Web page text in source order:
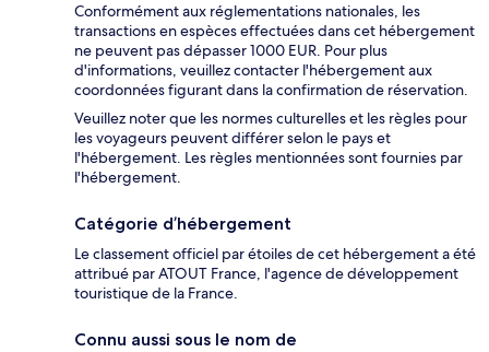
Conformément aux réglementations nationales, les
transactions en espèces effectuées dans cet hébergement
ne peuvent pas dépasser 1000 EUR. Pour plus
d'informations, veuillez contacter l'hébergement aux
coordonnées figurant dans la confirmation de réservation.
Veuillez noter que les normes culturelles et les règles pour
les voyageurs peuvent différer selon le pays et
l'hébergement. Les règles mentionnées sont fournies par
l'hébergement.
Catégorie d’hébergement
Le classement officiel par étoiles de cet hébergement a été
attribué par ATOUT France, l'agence de développement
touristique de la France.
Connu aussi sous le nom de